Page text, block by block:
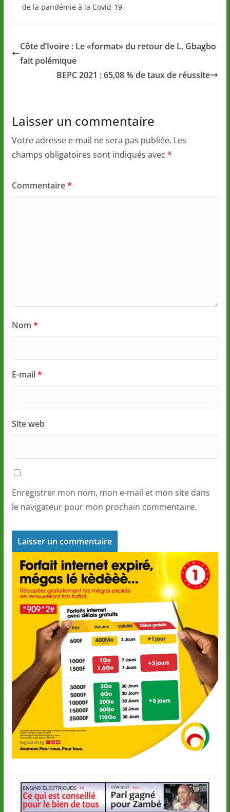
de la pandémie à la Covid-19.
Côte d’Ivoire : Le «format» du retour de L. Gbagbo
fait polémique
BEPC 2021 : 65,08 % de taux de réussite
Laisser un commentaire
Votre adresse e-mail ne sera pas publiée. Les
champs obligatoires sont indiqués avec *
Commentaire*
Nom *
E-mail*
Site web
Enregistrer mon nom, mon e-mail et mon site dans
le navigateur pour mon prochain commentaire.